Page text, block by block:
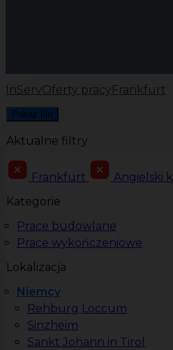
InServOferty pracy Frankfurt
Pokaż filtr
Aktualne filtry
Frankfurt
Angielski
Kategorie
Prace budowlane
Prace wykończeniowe
Lokalizacja
Niemcy
Rehburg Loccum
Sinzheim
Sankt Johann in Tirol